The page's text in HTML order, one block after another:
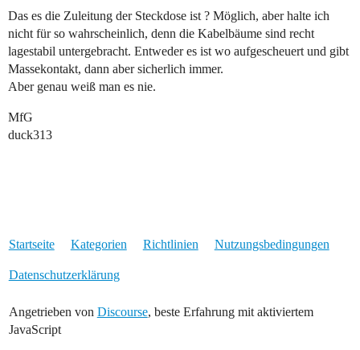
Das es die Zuleitung der Steckdose ist ? Möglich, aber halte ich
nicht für so wahrscheinlich, denn die Kabelbäume sind recht
lagestabil untergebracht. Entweder es ist wo aufgescheuert und gibt
Massekontakt, dann aber sicherlich immer.
Aber genau weiß man es nie.
MfG
duck313
Startseite Kategorien Richtlinien Nutzungsbedingungen
Datenschutzerklärung
Angetrieben von Discourse, beste Erfahrung mit aktiviertem
JavaScript